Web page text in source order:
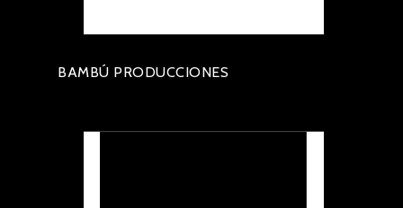
BAMBÚ PRODUCCIONES